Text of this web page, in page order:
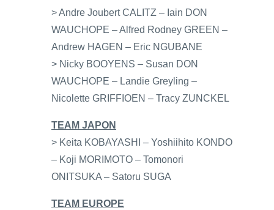
> Andre Joubert CALITZ – Iain DON
WAUCHOPE – Alfred Rodney GREEN –
Andrew HAGEN – Eric NGUBANE
> Nicky BOOYENS – Susan DON
WAUCHOPE – Landie Greyling –
Nicolette GRIFFIOEN – Tracy ZUNCKEL
TEAM JAPON
> Keita KOBAYASHI – Yoshiihito KONDO
– Koji MORIMOTO – Tomonori
ONITSUKA – Satoru SUGA
TEAM EUROPE